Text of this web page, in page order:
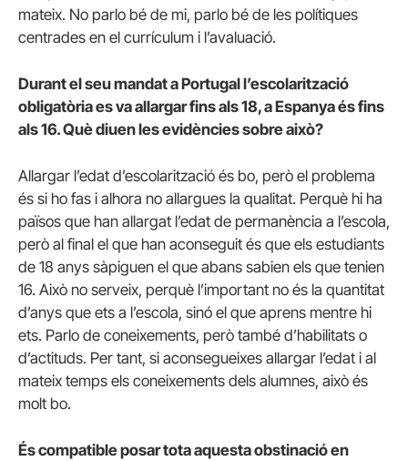
mateix. No parlo bé de mi, parlo bé de les polítiques
centrades en el currículum i l’avaluació.
Durant el seu mandat a Portugal l’escolarització
obligatòria es va allargar fins als 18, a Espanya és fins
als 16. Què diuen les evidències sobre això?
Allargar l’edat d’escolarització és bo, però el problema
és si ho fas i alhora no allargues la qualitat. Perquè hi ha
països que han allargat l’edat de permanència a l’escola,
però al final el que han aconseguit és que els estudiants
de 18 anys sàpiguen el que abans sabien els que tenien
16. Això no serveix, perquè l’important no és la quantitat
d’anys que ets a l’escola, sinó el que aprens mentre hi
ets. Parlo de coneixements, però també d’habilitats o
d’actituds. Per tant, si aconsegueixes allargar l’edat i al
mateix temps els coneixements dels alumnes, això és
molt bo.
És compatible posar tota aquesta obstinació en